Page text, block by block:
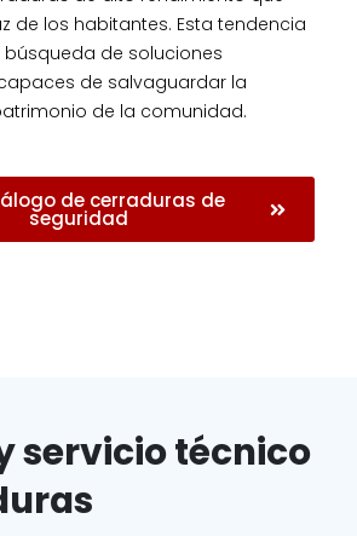
de los habitantes. Esta tendencia
de soluciones
de salvaguardar la
de la comunidad.
de cerraduras de
seguridad
servicio técnico